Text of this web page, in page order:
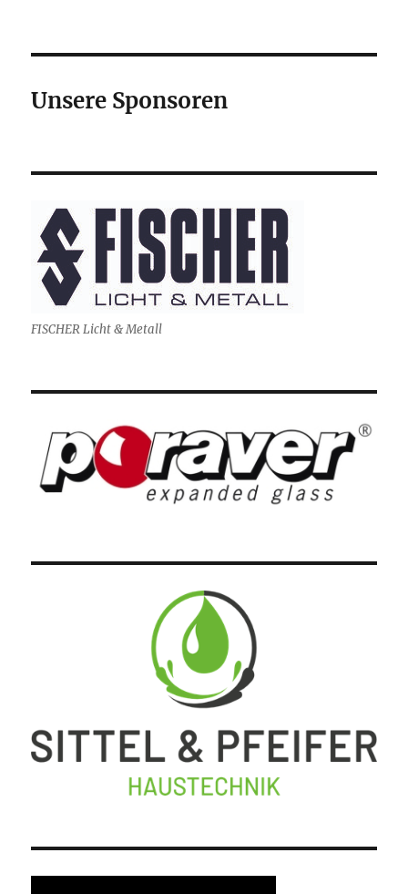
Unsere Sponsoren
FISCHER Licht & Metall